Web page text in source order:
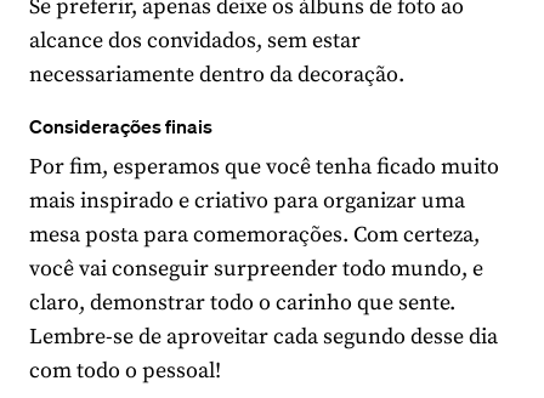
Se preferir, apenas deixe os álbuns de foto ao
alcance dos convidados, sem estar
necessariamente dentro da decoração.
Considerações finais
Por fim, esperamos que você tenha ficado muito
mais inspirado e criativo para organizar uma
mesa posta para comemorações. Com certeza,
você vai conseguir surpreender todo mundo, e
claro, demonstrar todo o carinho que sente.
Lembre-se de aproveitar cada segundo desse dia
com todo o pessoal!